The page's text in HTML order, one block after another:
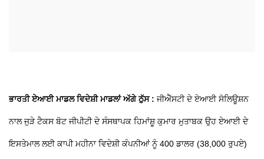
ਭਾਰਤੀ ਏਆਈ ਮਾਡਲ ਵਿਦੇਸ਼ੀ ਮਾਡਲਾਂ ਅੱਗੇ ਠੁੱਸ :ਜੀਐੱਸਟੀ ਦੇ ਏਆਈ ਸੋਲਿਊਸ਼ਨ
ਨਾਲ ਜੁੜੇ ਟੈਕਸ ਬੋਟ ਜੀਪੀਟੀ ਦੇ ਸੰਸਥਾਪਕ ਹਿਮਾਂਸ਼ੂ ਕੁਮਾਰ ਮੁਤਾਬਕ ਉਹ ਏਆਈ ਦੇ
ਇਸਤੇਮਾਲ ਲਈ ਕਾਪੀ ਮਹੀਨਾ ਵਿਦੇਸ਼ੀ ਕੰਪਨੀਆਂ ਨੂੰ 400 ਡਾਲਰ (38,000 ਰੁਪਏ)